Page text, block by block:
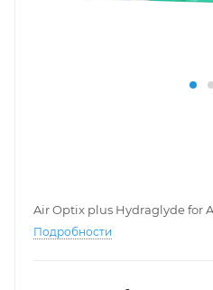
Air Optix plus Hydraglyde for
Подробности